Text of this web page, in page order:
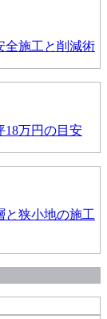
全施工と削減術
18万円の目安
と狭小地の施工